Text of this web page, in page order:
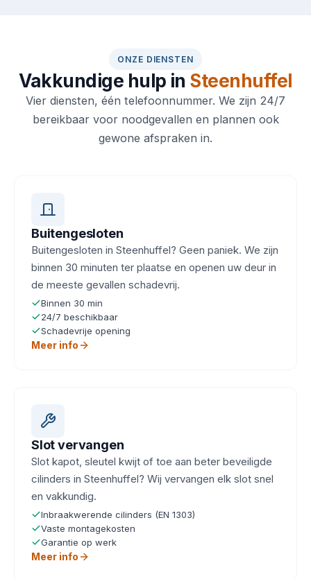
ONZE DIENSTEN
Vakkundige hulp in Steenhuffel
Vier diensten, één telefoonnummer. We zijn 24/7
bereikbaar voor noodgevallen en plannen ook
gewone afspraken in.
Buitengesloten
Buitengesloten in Steenhuffel? Geen paniek. We zijn
binnen 30 minuten ter plaatse en openen uw deur in
de meeste gevallen schadevrij.
Binnen 30 min
24/7 beschikbaar
Schadevrije opening
Meer info
Slot vervangen
Slot kapot, sleutel kwijt of toe aan beter beveiligde
cilinders in Steenhuffel? Wij vervangen elk slot snel
en vakkundig.
Inbraakwerende cilinders (EN 1303)
Vaste montagekosten
Garantie op werk
Meer info